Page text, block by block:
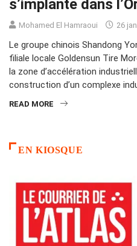
s’implante dans
Mohamed El Hamraoui 26
Le groupe chinois Shandong
filiale locale Goldensun Tire
la zone d’accélération
construction d’un complexe
READ MORE
EN KIOSQUE